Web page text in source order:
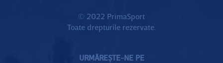
© 2022 PrimaSport
Toate drepturile rezervate.
URMĂREȘTE-NE PE